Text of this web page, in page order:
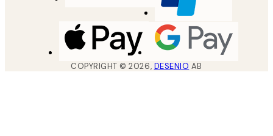
COPYRIGHT ©2026, DESENIO AB